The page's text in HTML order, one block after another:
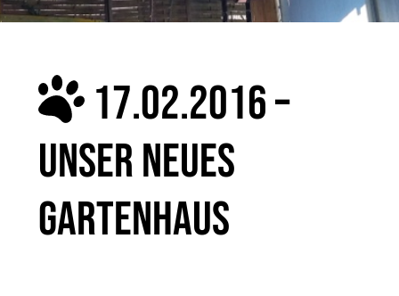
17.02.2016 –
UNSER NEUES
GARTENHAUS